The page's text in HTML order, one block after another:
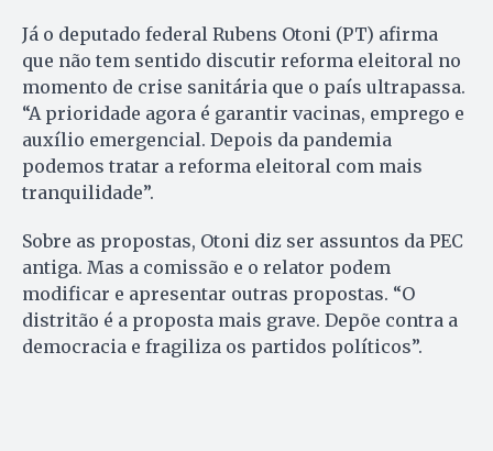
Já o deputado federal Rubens Otoni (PT) afirma
que não tem sentido discutir reforma eleitoral no
momento de crise sanitária que o país ultrapassa.
“A prioridade agora é garantir vacinas, emprego e
auxílio emergencial. Depois da pandemia
podemos tratar a reforma eleitoral com mais
tranquilidade”.
Sobre as propostas, Otoni diz ser assuntos da PEC
antiga. Mas a comissão e o relator podem
modificar e apresentar outras propostas. “O
distritão é a proposta mais grave. Depõe contra a
democracia e fragiliza os partidos políticos”.